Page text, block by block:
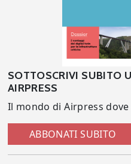
SOTTOSCRIVI SUBITO
AIRPRESS
Il mondo di Airpress
ABBONATI SUBITO